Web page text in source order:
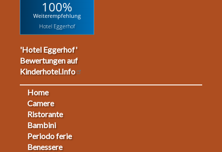
100%
Weiterempfehlung
Hotel Eggerhof
'Hotel Eggerhof'
Bewertungen auf
Kinderhotel.Info
Footermenu
Home
Camere
Ristorante
Bambini
Periodo ferie
Benessere